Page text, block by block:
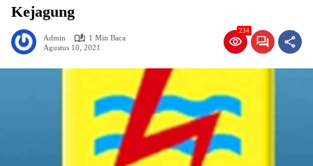
Kejagung
Admin
1 Min Baca
Agustus 10, 2021
234